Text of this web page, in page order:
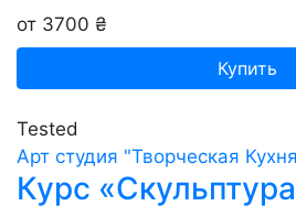
от 3700 ₴
Купить
Tested
Арт студия "Творческая
Курс